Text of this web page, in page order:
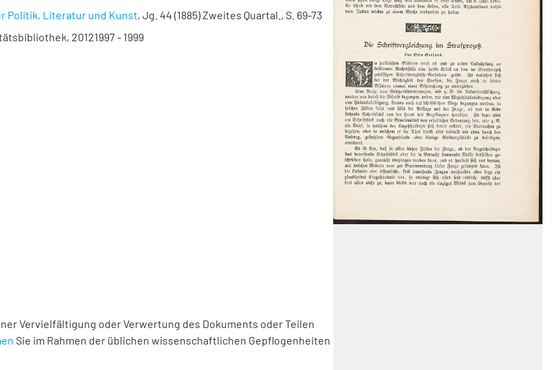
Politik, Literatur und Kunst, Jg. 44 (1885) Zweites Quartal., S. 69-73
20121997 - 1999
Vervielfältigung oder Verwertung des Dokuments oder Teilen
Sie im Rahmen der üblichen wissenschaftlichen Gepflogenheiten